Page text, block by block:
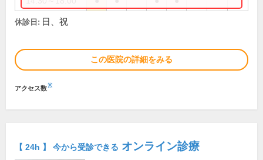
休診日: 日、祝
この医院の詳細をみる
アクセス数※
【 24h 】 今から受診できる オンライン診療